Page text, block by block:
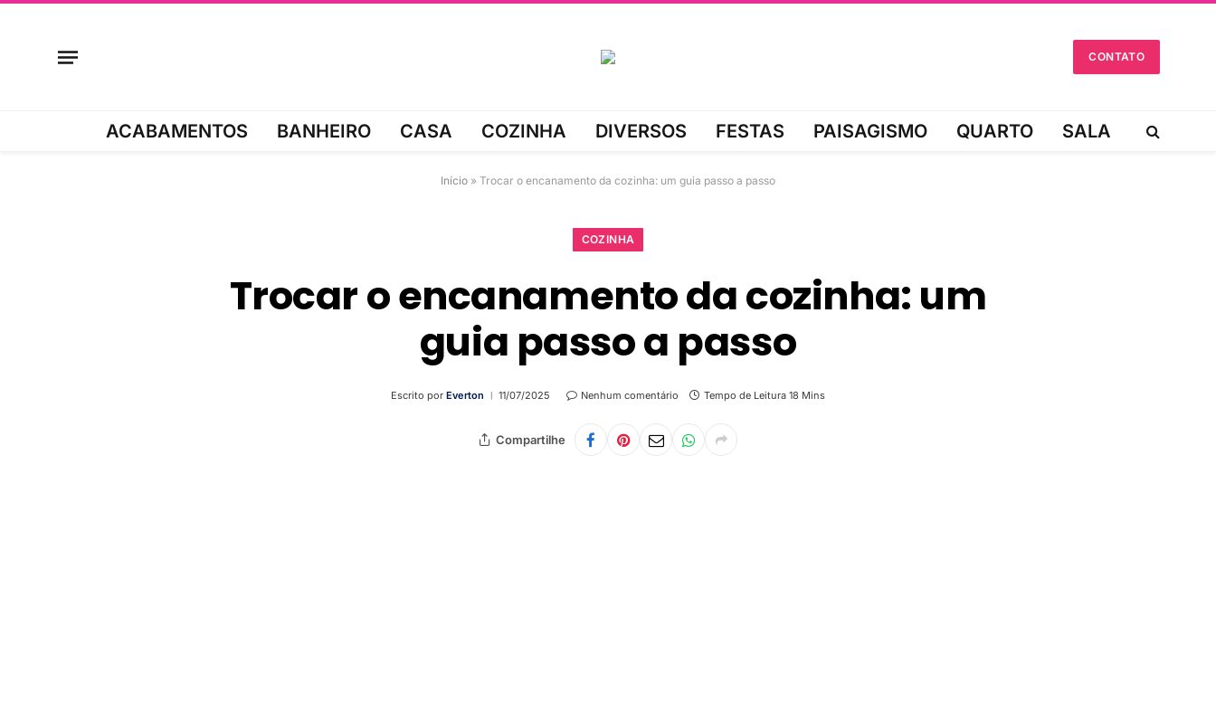
CONTATO
ACABAMENTOS BANHEIRO CASA COZINHA DIVERSOS FESTAS PAISAGISMO QUARTO SALA
Início » Trocar o encanamento da cozinha: um guia passo a passo
COZINHA
Trocar o encanamento da cozinha: um
guia passo a passo
Escrito por Everton 11/07/2025 Nenhum comentário Tempo de Leitura 18 Mins
Compartilhe